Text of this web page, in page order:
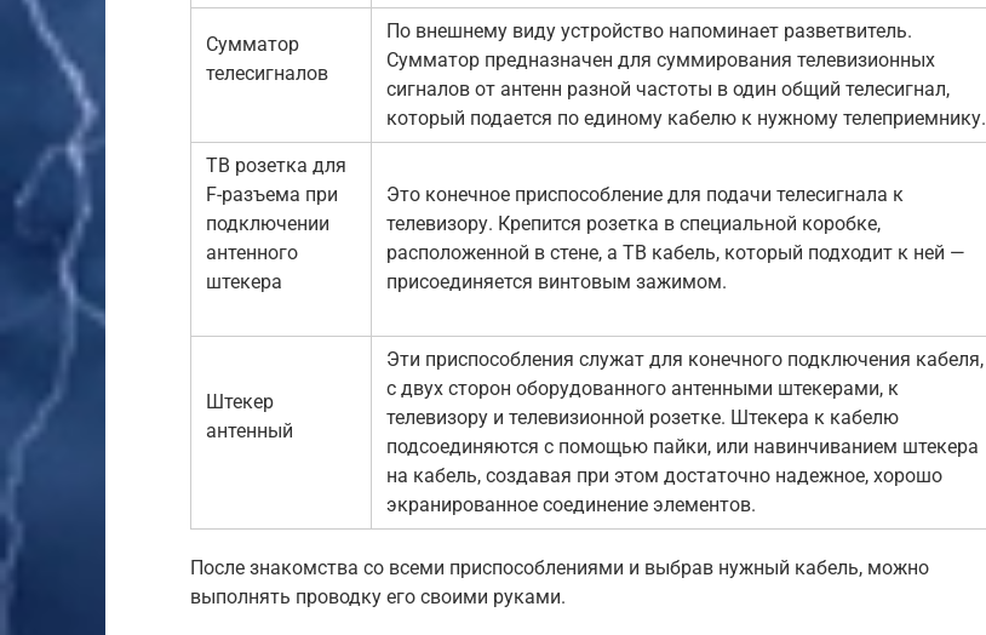
Сумматор
телесигналов
По внешнему виду устройство напоминает разветвитель.
Сумматор предназначен для суммирования телевизионных
сигналов от антенн разной частоты в один общий телесигнал,
который подается по единому кабелю к нужному телеприемнику.
ТВ розетка для
F-разъема при
подключении
антенного
штекера
Это конечное приспособление для подачи телесигнала к
телевизору. Крепится розетка в специальной коробке,
расположенной в стене, а ТВ кабель, который подходит к ней —
присоединяется винтовым зажимом.
Штекер
антенный
Эти приспособления служат для конечного подключения кабеля,
с двух сторон оборудованного антенными штекерами, к
телевизору и телевизионной розетке. Штекера к кабелю
подсоединяются с помощью пайки, или навинчиванием штекера
на кабель, создавая при этом достаточно надежное, хорошо
экранированное соединение элементов.
После знакомства со всеми приспособлениями и выбрав нужный кабель, можно
выполнять проводку его своими руками.